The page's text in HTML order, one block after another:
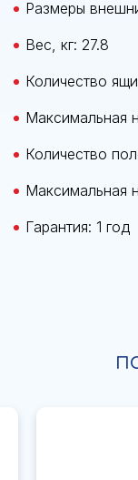
Размеры
Вес, кг: 27.8
Количество
Максимальная
Количество
Максимальная
Гарантия: 1 год